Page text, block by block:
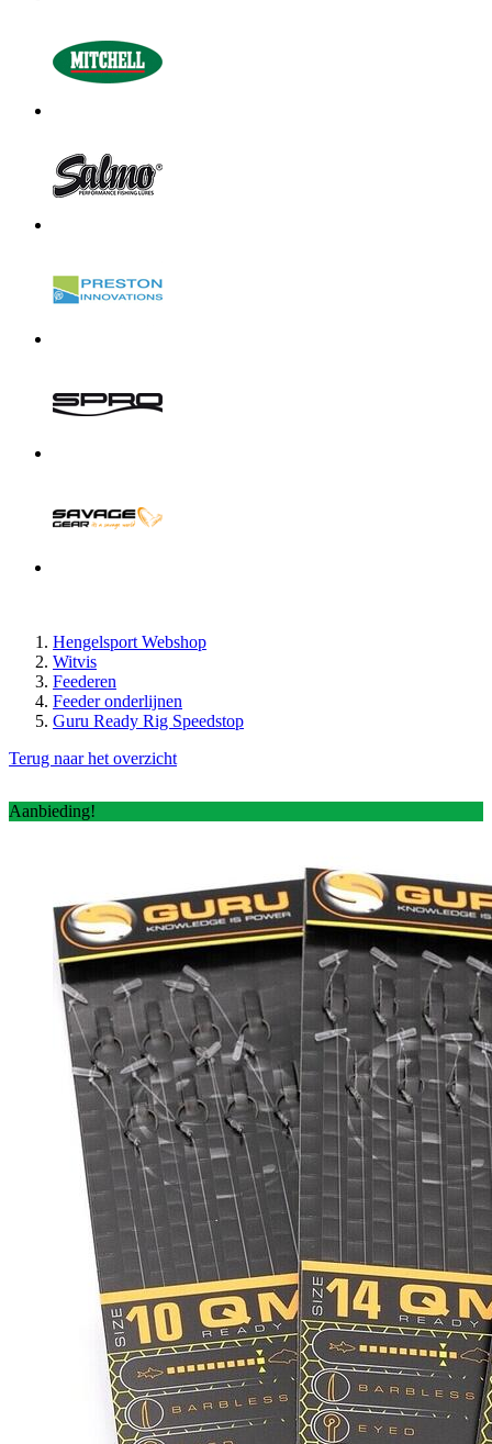
Hengelsport Webshop
Witvis
Feederen
Feeder onderlijnen
Guru Ready Rig Speedstop
Terug naar het overzicht
Aanbieding!